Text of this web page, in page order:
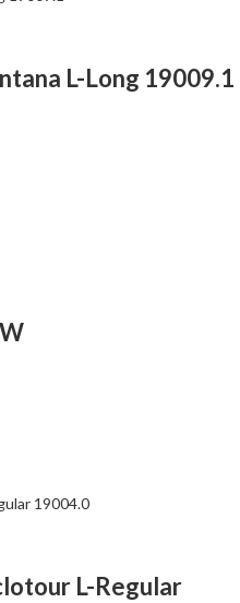
L-Long 19009.1
L-Regular